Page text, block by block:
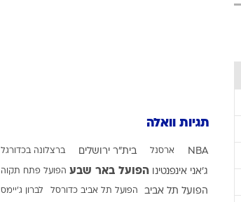
מסכמים מחזור
טניס
ענפים נוספים
לוח שידורים
תגיות וואלה
NBA ארסנל בית"ר ירושלים ברצלונה בכדורגל
ג'אני אינפנטינו הפועל באר שבע הפועל פתח תקוה
הפועל תל אביב הפועל תל אביב כדורסל לברון ג'יימס